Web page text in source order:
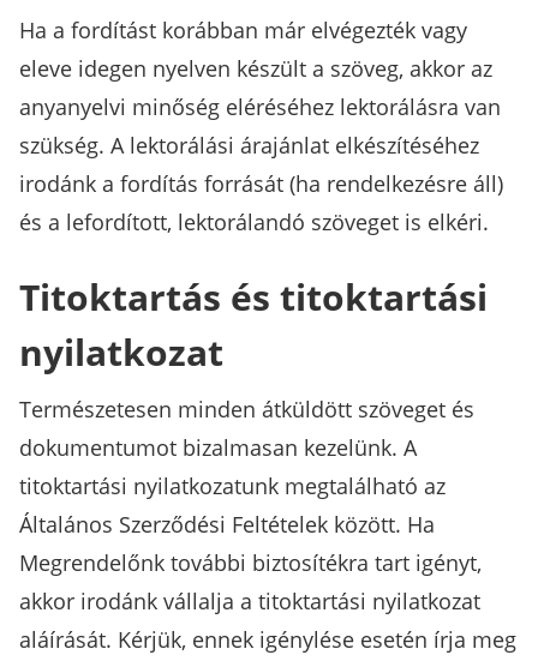
Ha a fordítást korábban már elvégezték vagy
eleve idegen nyelven készült a szöveg, akkor az
anyanyelvi minőség eléréséhez lektorálásra van
szükség. A lektorálási árajánlat elkészítéséhez
irodánk a fordítás forrását (ha rendelkezésre áll)
és a lefordított, lektorálandó szöveget is elkéri.
Titoktartás és titoktartási
nyilatkozat
Természetesen minden átküldött szöveget és
dokumentumot bizalmasan kezelünk. A
titoktartási nyilatkozatunk megtalálható az
Általános Szerződési Feltételek között. Ha
Megrendelőnk további biztosítékra tart igényt,
akkor irodánk vállalja a titoktartási nyilatkozat
aláírását. Kérjük, ennek igénylése esetén írja meg